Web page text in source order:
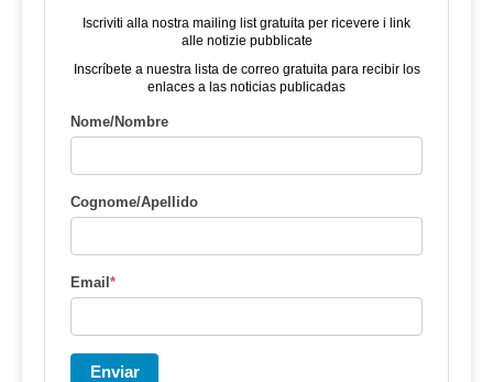
Iscriviti alla nostra mailing list gratuita per ricevere i link
alle notizie pubblicate
Inscríbete a nuestra lista de correo gratuita para recibir los
enlaces a las noticias publicadas
Nome/Nombre
Cognome/Apellido
Email *
Enviar